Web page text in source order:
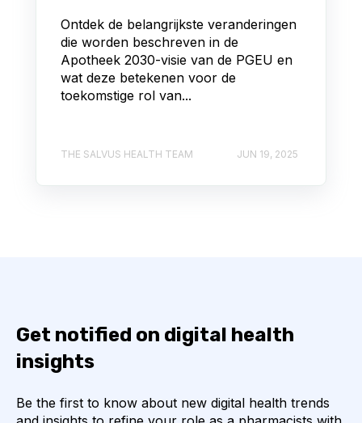
Ontdek de belangrijkste veranderingen
die worden beschreven in de
Apotheek 2030-visie van de PGEU en
wat deze betekenen voor de
toekomstige rol van...
THE SALVUS HEALTH TEAM JUN 19, 2025
Get notified on digital health
insights
Be the first to know about new digital health trends